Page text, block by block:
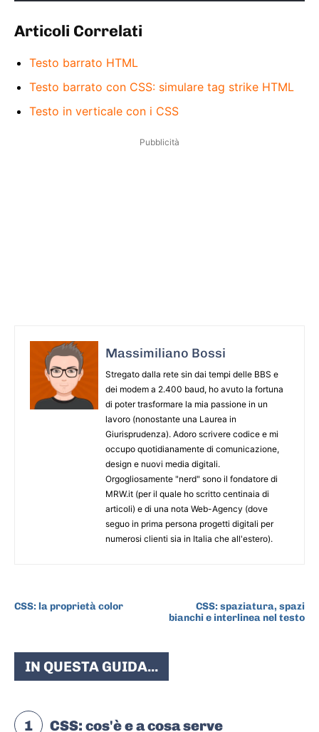
Articoli Correlati
Testo barrato HTML
Testo barrato con CSS: simulare tag strike HTML
Testo in verticale con i CSS
Pubblicità
Massimiliano Bossi
Stregato dalla rete sin dai tempi delle BBS e
dei modem a 2.400 baud, ho avuto la fortuna
di poter trasformare la mia passione in un
lavoro (nonostante una Laurea in
Giurisprudenza). Adoro scrivere codice e mi
occupo quotidianamente di comunicazione,
design e nuovi media digitali.
Orgogliosamente "nerd" sono il fondatore di
MRW.it (per il quale ho scritto centinaia di
articoli) e di una nota Web-Agency (dove
seguo in prima persona progetti digitali per
numerosi clienti sia in Italia che all'estero).
CSS: la proprietà color
CSS: spaziatura, spazi
bianchi e interlinea nel testo
IN QUESTA GUIDA...
1 CSS: cos'è e a cosa serve